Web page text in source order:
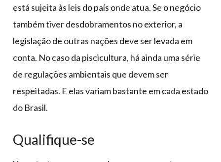
está sujeita às leis do país onde atua. Se o negócio
também tiver desdobramentos no exterior, a
legislação de outras nações deve ser levada em
conta. No caso da piscicultura, há ainda uma série
de regulações ambientais que devem ser
respeitadas. E elas variam bastante em cada estado
do Brasil.
Qualifique-se